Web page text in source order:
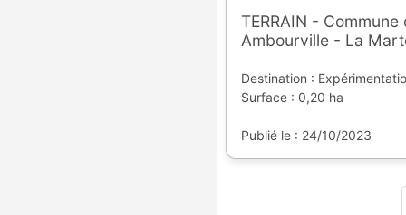
TERRAIN -
Ambourville - La
Destination :
Surface : 0,20 ha
Publié le : 24/10/2023